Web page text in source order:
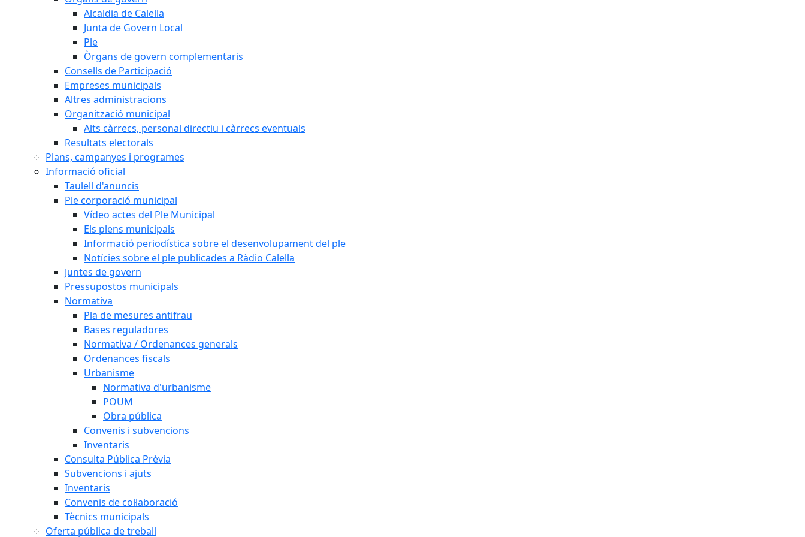
Alcaldia de Calella
Junta de Govern Local
Ple
Òrgans de govern complementaris
Consells de Participació
Empreses municipals
Altres administracions
Organització municipal
Alts càrrecs, personal directiu i càrrecs eventuals
Resultats electorals
Plans, campanyes i programes
Informació oficial
Taulell d'anuncis
Ple corporació municipal
Vídeo actes del Ple Municipal
Els plens municipals
Informació periodística sobre el desenvolupament del ple
Notícies sobre el ple publicades a Ràdio Calella
Juntes de govern
Pressupostos municipals
Normativa
Pla de mesures antifrau
Bases reguladores
Normativa / Ordenances generals
Ordenances fiscals
Urbanisme
Normativa d'urbanisme
POUM
Obra pública
Convenis i subvencions
Inventaris
Consulta Pública Prèvia
Subvencions i ajuts
Inventaris
Convenis de col·laboració
Tècnics municipals
Oferta pública de treball